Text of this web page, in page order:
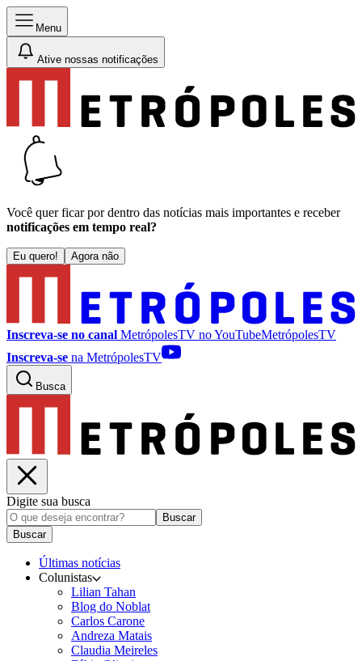
Menu
Ative nossas notificações
Você quer ficar por dentro das notícias mais importantes e receber
notificações em tempo real?
Eu quero! Agora não
Inscreva-se no canal MetrópolesTV noYouTubeMetrópolesTV
Inscreva-se na MetrópolesTV
Busca
Digite sua busca
Buscar
Buscar
Últimas notícias
Colunistas
Lilian Tahan
Blog do Noblat
Carlos Carone
Andreza Matais
Claudia Meireles